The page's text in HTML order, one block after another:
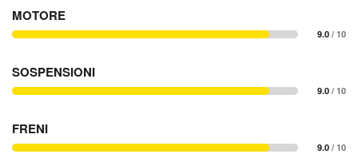
MOTORE
9.0 / 10
SOSPENSIONI
9.0 / 10
FRENI
9.0 / 10